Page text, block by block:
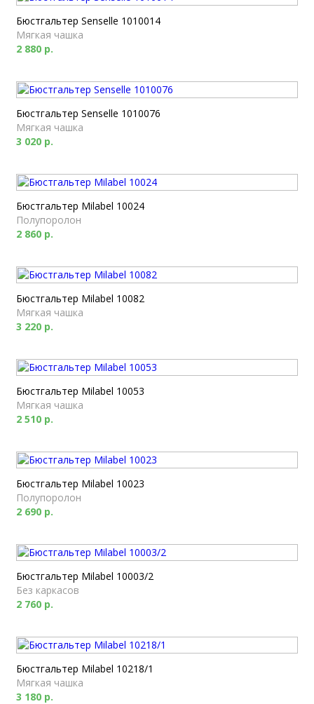
Бюстгальтер Senselle 1010014
Мягкая чашка
2 880 р.
Бюстгальтер Senselle 1010076
Мягкая чашка
3 020 р.
Бюстгальтер Milabel 10024
Полупоролон
2 860 р.
Бюстгальтер Milabel 10082
Мягкая чашка
3 220 р.
Бюстгальтер Milabel 10053
Мягкая чашка
2 510 р.
Бюстгальтер Milabel 10023
Полупоролон
2 690 р.
Бюстгальтер Milabel 10003/2
Без каркасов
2 760 р.
Бюстгальтер Milabel 10218/1
Мягкая чашка
3 180 р.